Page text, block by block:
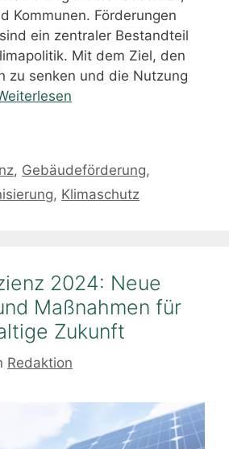
Kommunen. Förderungen
ein zentraler Bestandteil
Mit dem Ziel, den
zu senken und die Nutzung
, Gebäudeförderung,
, Klimaschutz
2024: Neue
Maßnahmen für
Zukunft
Redaktion